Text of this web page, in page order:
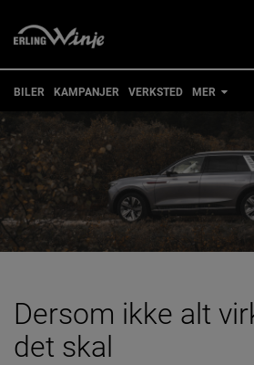
BILER KAMPANJER VERKSTED MER
TIPS OG RÅD
FOR EIERE
KONTAKT
BESTILL VERKSTEDTIME
Dersom ikke alt
det skal